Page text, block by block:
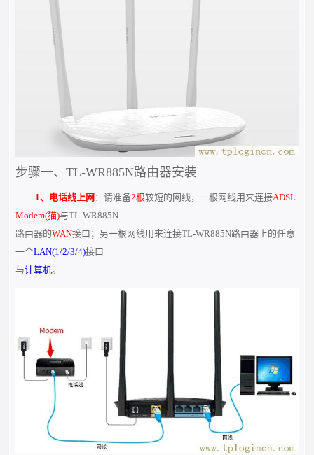
步骤一、TL-WR885N路由器安装
1、电话线上网 ：请准备2根较短的网线，一根网线用来连接ADSL
Modem(猫)与TL-WR885N
路由器的WAN接口；另一根网线用来连接TL-WR885N路由器上的任意
一个LAN(1/2/3/4)接口
与计算机。